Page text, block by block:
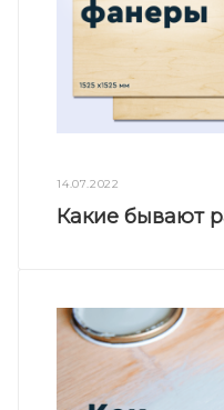
14.07.2022
Какие бывают